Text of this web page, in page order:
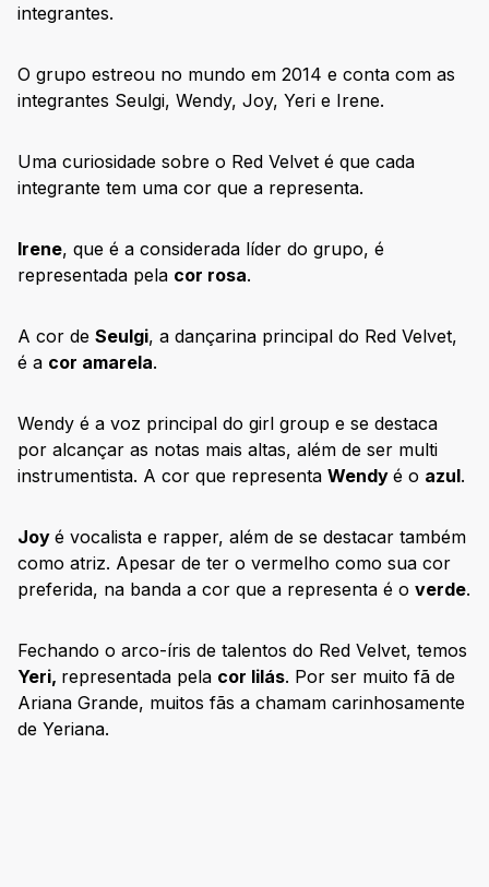
integrantes.
O grupo estreou no mundo em 2014 e conta com as
integrantes Seulgi, Wendy, Joy, Yeri e Irene.
Uma curiosidade sobre o Red Velvet é que cada
integrante tem uma cor que a representa.
Irene, que é a considerada líder do grupo, é
representada pela cor rosa.
A cor de Seulgi, a dançarina principal do Red Velvet,
é a cor amarela.
Wendy é a voz principal do girl group e se destaca
por alcançar as notas mais altas, além de ser multi
instrumentista. A cor que representa Wendy é o azul.
Joy é vocalista e rapper, além de se destacar também
como atriz. Apesar de ter o vermelho como sua cor
preferida, na banda a cor que a representa é o verde.
Fechando o arco-íris de talentos do Red Velvet, temos
Yeri, representada pela cor lilás. Por ser muito fã de
Ariana Grande, muitos fãs a chamam carinhosamente
de Yeriana.